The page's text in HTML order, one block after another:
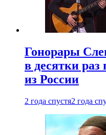
Гонорары
в десятки раз
из России
2 года спустя2 года